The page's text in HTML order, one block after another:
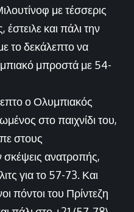
με τέσσερις
και πάλι την
το δεκάλεπτο να
μπροστά με 54-
ο Ολυμπιακός
στο παιχνίδι του,
στους
ανατροπής,
για το 57-73. Και
πόντοι του Πρίντεζη